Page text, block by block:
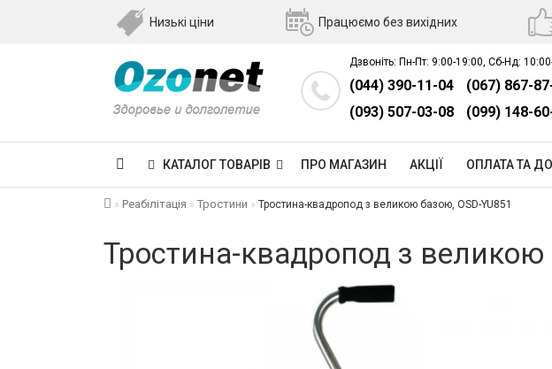
Низькі ціни Працюємо без вихідних
Дзвоніть: Пн-Пт: 9:00-19:00, Сб-Нд:
(044) 390-11-04
(067) 867-
(093) 507-03-08
(099) 148-
КАТАЛОГ ТОВАРІВ ПРО МАГАЗИН АКЦІЇ ОПЛАТА ТА
Реабілітація Тростини Тростина-квадропод з великою базою, OSD-YU851
Тростина-квадропод з великою